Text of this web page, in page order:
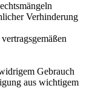
Verhinderung
Gebrauch
aus wichtigem